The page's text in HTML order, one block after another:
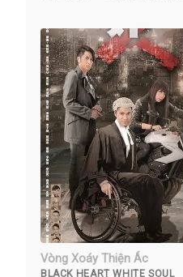
Vòng Xoáy Thiện Ác
BLACK HEART WHITE SOUL